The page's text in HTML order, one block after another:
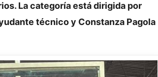
La categoría está dirigida por
técnico y Constanza Pagola